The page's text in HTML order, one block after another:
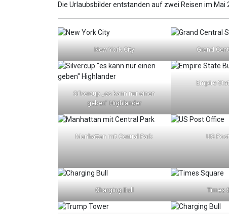
Die Urlaubsbilder entstanden auf zwei Reisen im Mai
New York City Grand
Silvercup „es kann nur einen
geben“ Highlander
Empire
Manhattan mit Central Park US
Charging Bull Times